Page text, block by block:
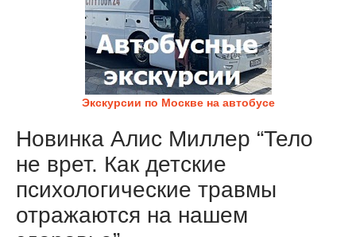
Экскурсии по Москве на автобусе
Новинка Алис Миллер “Тело
не врет. Как детские
психологические травмы
отражаются на нашем